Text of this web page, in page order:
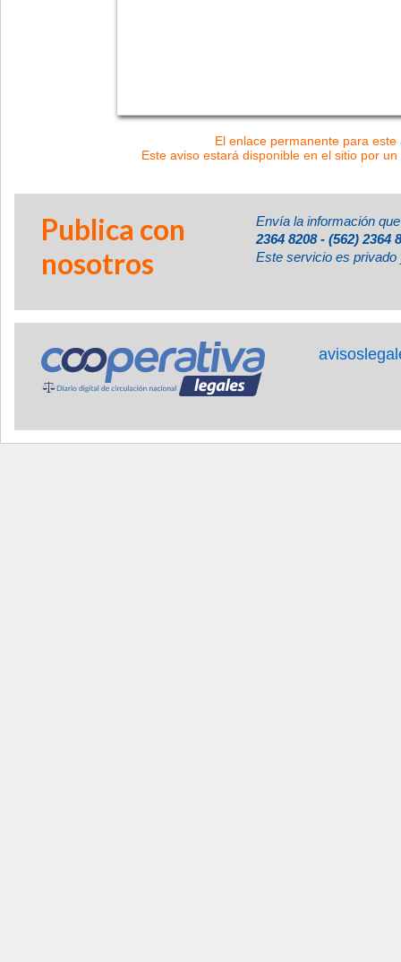
El enlace permanente para
Este aviso estará disponible en el sitio por
Publica con
nosotros
Envía la información
2364 8208 - (562) 2364
Este servicio es privado